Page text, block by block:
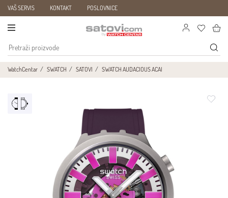
VAŠ SERVIS KONTAKT POSLOVNICE
WatchCentar SWATCH SATOVI SWATCH AUDACIOUS ACAI